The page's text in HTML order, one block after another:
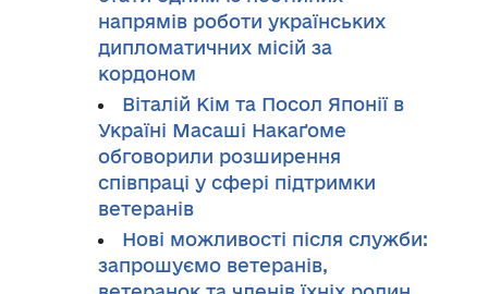
напрямів роботи українських
дипломатичних місій за
кордоном
Віталій Кім та Посол Японії в
Україні Масаші Накаґоме
обговорили розширення
співпраці у сфері підтримки
ветеранів
Нові можливості після служби:
запрошуємо ветеранів,